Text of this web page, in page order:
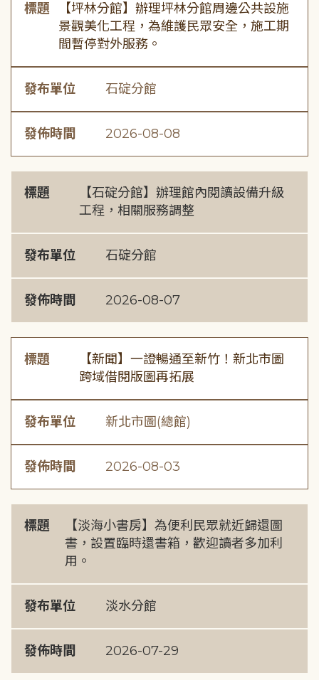
標題
【坪林分館】辦理坪林分館周邊公共設施
景觀美化工程，為維護民眾安全，施工期
間暫停對外服務。
發布單位 石碇分館
發佈時間 2026-08-08
標題
【石碇分館】辦理館內閱讀設備升級
工程，相關服務調整
發布單位 石碇分館
發佈時間 2026-08-07
標題
【新聞】一證暢通至新竹！新北市圖
跨域借閱版圖再拓展
發布單位 新北市圖(總館)
發佈時間 2026-08-03
標題
【淡海小書房】為便利民眾就近歸還圖
書，設置臨時還書箱，歡迎讀者多加利
用。
發布單位 淡水分館
發佈時間 2026-07-29